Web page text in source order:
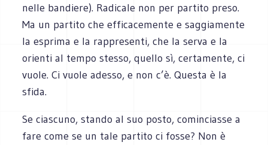
nelle bandiere). Radicale non per partito preso.
Ma un partito che efficacemente e saggiamente
la esprima e la rappresenti, che la serva e la
orienti al tempo stesso, quello sì, certamente, ci
vuole. Ci vuole adesso, e non c’è. Questa è la
sfida.
Se ciascuno, stando al suo posto, cominciasse a
fare come se un tale partito ci fosse? Non è